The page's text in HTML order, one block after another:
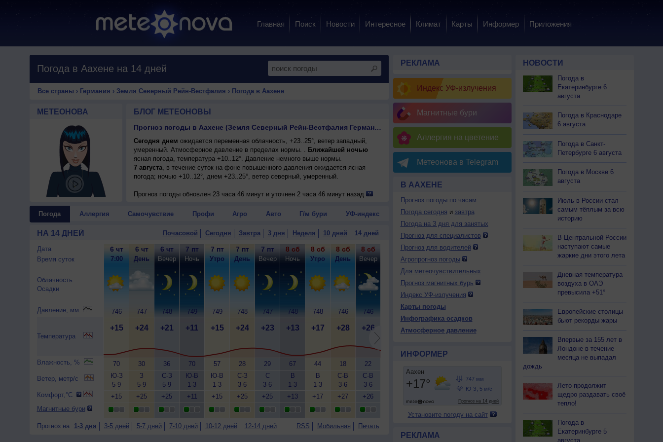
Главная Поиск Новости Интересное Климат Карты Информер Приложения
Погода в Аахене на 14 дней
Все страны › Германия › Земля Северный Рейн-Вестфалия › Погода в Аахене
МЕТЕОНОВА БЛОГ МЕТЕОНОВЫ
Прогноз погоды в Аахене (Земля Северный Рейн-Вестфалия Германия)
Сегодня днем ожидается переменная облачность, +23..25°, ветер западный,
умеренный. Атмосферное давление в пределах нормы. . Ближайшей ночью
ясная погода, температура +10..12°. Давление немного выше нормы.
7 августа, в течение суток на фоне повышенного давления ожидается ясная
погода; ночью +10..12°, днем +23..25°, ветер северный, умеренный.
Прогноз погоды обновлен 23 часа 46 минут и уточнен 2 часа 46 минут назад
Погода Аллергия Самочувствие Профи Агро Авто Г/м бури УФ-индекс
НА 14 ДНЕЙ Почасовой Сегодня Завтра 3 дня Неделя 10 дней 14 дней
Дата
Время суток
Облачность
Осадки
Давление, мм.
Температура
Влажность, %
Ветер, метр/с
Комфорт,°C
Магнитные бури
6 чт
7:00
746
+15
70
Ю-З
5-9
+15
6 чт
День
747
+24
30
З
5-9
+25
6 чт
Вечер
748
+21
36
С-З
5-9
+25
7 пт
Ночь
749
+11
70
Ю-В
1-3
+11
7 пт
Утро
749
+15
57
Ю-В
1-3
+15
7 пт
День
748
+24
28
С-З
3-6
+25
7 пт
Вечер
747
+23
29
С
3-6
+25
8 сб
Ночь
748
+13
67
В
1-3
+13
8 сб
Утро
748
+17
44
В
1-3
+17
8 сб
День
746
+28
18
С-В
3-6
+27
8 сб
Вечер
746
+26
22
С-В
3-6
+26
9 вс 9 вс
Утро
744
+22
Ю-В
2-5
9 вс
День
743
+34
Ю-З
3-6
9 вс
Вечер
+31
Ю
+25
3-6
+26
10 пн
742
+35
5-9
+33
10 пн
Вечер
742
3-6
+30
11 вт
Ночь
746
2-5
+17
Утро
747
+17
Прогноз на 1-3 дня 3-5 дней 5-7 дней 7-10 дней 10-12 дней 12-14 дней RSS Мобильная Печать
РЕКЛАМА
Индекс УФ-излучения
Магнитные бури
Аллергия на цветение
Метеонова в Telegram
В ААХЕНЕ
Прогноз погоды по часам
Погода сегодня и завтра
Погода на 3 дня для занятых
Прогноз для специалистов
Прогноз для водителей
Агропрогноз погоды
Для метеочувствительных
Прогноз магнитных бурь
Индекс УФ-излучения
Карты погоды
Инфографика осадков
Атмосферное давление
ИНФОРМЕР
Установите погоду на сайт
РЕКЛАМА
НОВОСТИ
Погода в
Екатеринбурге 6
августа
Погода в Краснодаре
6 августа
Погода в Санкт-
Петербурге 6 августа
Погода в Москве 6
августа
Июль в России стал
самым тёплым за всю
историю
В Центральной России
наступают самые
жаркие дни этого лета
Дневная температура
воздуха в ОАЭ
превысила +51°
Европейские столицы
бьют рекорды жары
Впервые за 155 лет в
Лондоне в течение
месяца не выпадал
дождь
Лето продолжит
щедро раздавать своё
тепло!
Погода в
Екатеринбурге 5
августа